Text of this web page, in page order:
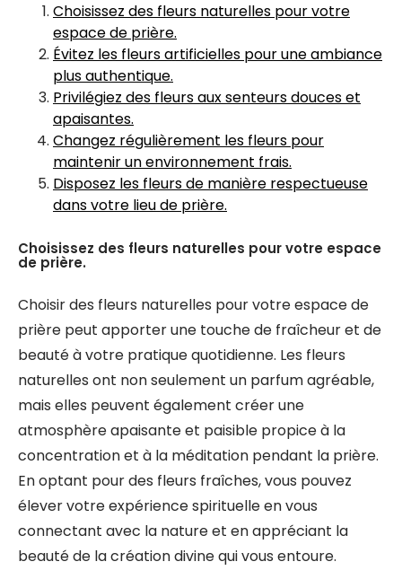
Choisissez des fleurs naturelles pour votre
espace de prière.
Évitez les fleurs artificielles pour une ambiance
plus authentique.
Privilégiez des fleurs aux senteurs douces et
apaisantes.
Changez régulièrement les fleurs pour
maintenir un environnement frais.
Disposez les fleurs de manière respectueuse
dans votre lieu de prière.
Choisissez des fleurs naturelles pour votre espace
de prière.
Choisir des fleurs naturelles pour votre espace de
prière peut apporter une touche de fraîcheur et de
beauté à votre pratique quotidienne. Les fleurs
naturelles ont non seulement un parfum agréable,
mais elles peuvent également créer une
atmosphère apaisante et paisible propice à la
concentration et à la méditation pendant la prière.
En optant pour des fleurs fraîches, vous pouvez
élever votre expérience spirituelle en vous
connectant avec la nature et en appréciant la
beauté de la création divine qui vous entoure.